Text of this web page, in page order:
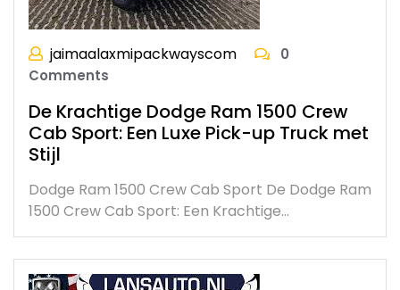
jaimaalaxmipackwayscom
0
Comments
De Krachtige Dodge Ram 1500 Crew
Cab Sport: Een Luxe Pick-up Truck met
Stijl
Dodge Ram 1500 Crew Cab Sport De Dodge Ram
1500 Crew Cab Sport: Een Krachtige…